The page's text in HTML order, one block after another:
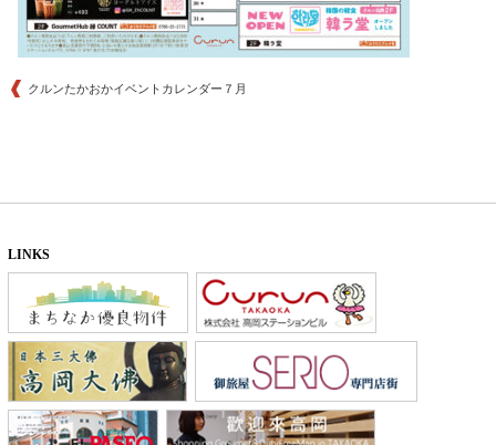
クルンたかおかイベントカレンダー７月
LINKS